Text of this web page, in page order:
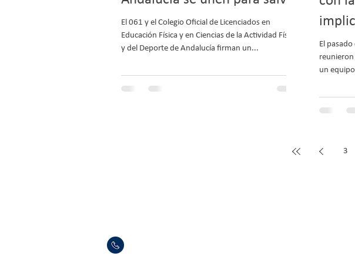
vidas
El 061 y el Colegio Oficial de Licenciados en
Educación Física y en Ciencias de la Actividad Física
y del Deporte de Andalucía firman un...
El pasado
reunieron
un
3